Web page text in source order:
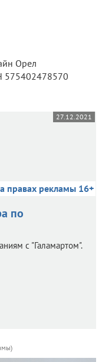
575402478570
27.12.2021
правах рекламы 16+
по
с "Галамартом".